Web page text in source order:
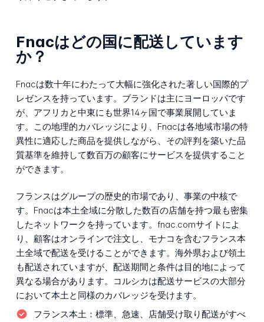
Fnacはどの国に配送しています
か？
Fnacは数十年にわたって大幅に強化された著しい国際的プ
レゼンスを持っています。ブランドは主にヨーロッパです
が、アフリカと中東にも世界14ヶ国で事業展開していま
す。この地理的カバレッジにより、Fnacは各地域市場の特
異性に適応した商品を提供しながら、その評判を築いた品
質基準を維持して数百万の顧客にサービスを提供すること
ができます。
フランスはグループの歴史的市場であり、事業の中核で
す。Fnacは本土全域に分散した数百の店舗を持つ最も密集
したネットワークを持っています。fnac.comサイトによ
り、顧客はオンラインで注文し、モナコを含むフランス本
土全域で配送を受けることができます。海外県および領土
も配送されていますが、配送期間と条件は目的地によって
異なる場合があります。コルシカは配送サービスの大部分
において本土と同様のカバレッジを受けます。
フランス本土： 標準、急速、店舗受け取り配送がすべ